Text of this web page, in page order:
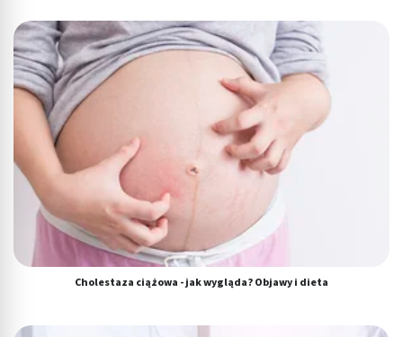
Cholestaza ciążowa - jak wygląda? Objawy i dieta
spersonalizowanych reklam
Tworzenie profili w celu personalizacji treści
Wykorzystywanie profili w celu doboru
spersonalizowanych treści
Pomiar efektywności reklam
Pomiar efektywności treści
Rozumienie odbiorców dzięki statystyce lub
kombinacji danych z różnych źródeł
Rozwój i ulepszanie usług